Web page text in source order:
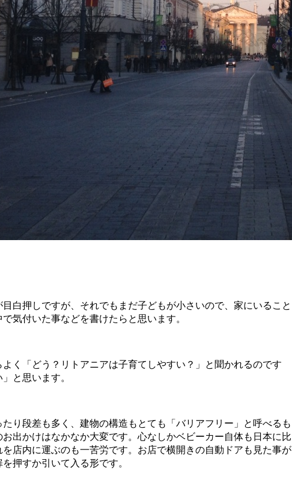
白押しですが、それでもまだ子どもが小さいので、家にいること
気付いた事などを書けたらと思います。
く「どう？リトアニアは子育てしやすい？」と聞かれるのです
と思います。
り段差も多く、建物の構造もとても「バリアフリー」と呼べるも
出かけはなかなか大変です。心なしかベビーカー自体も日本に比
店内に運ぶのも一苦労です。お店で横開きの自動ドアも見た事が
押すか引いて入る形です。